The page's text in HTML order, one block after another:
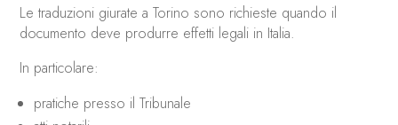
Le traduzioni giurate a Torino sono richieste quando il
documento deve produrre effetti legali in Italia.
In particolare:
pratiche presso il Tribunale